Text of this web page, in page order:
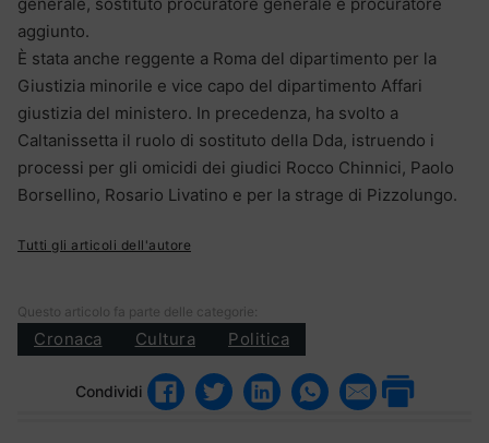
aggiunto.
È stata anche reggente a Roma del dipartimento per la
Giustizia minorile e vice capo del dipartimento Affari
giustizia del ministero. In precedenza, ha svolto a
Caltanissetta il ruolo di sostituto della Dda, istruendo i
processi per gli omicidi dei giudici Rocco Chinnici, Paolo
Borsellino, Rosario Livatino e per la strage di Pizzolungo.
Tutti gli articoli dell'autore
Questo articolo fa parte delle categorie:
Cronaca Cultura Politica
Condividi